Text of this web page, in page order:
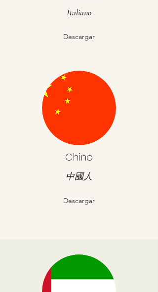
Italiano
Descargar
Chino
中國人
Descargar